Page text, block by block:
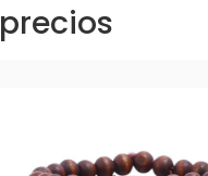
precios